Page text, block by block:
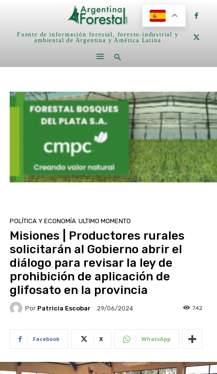
Fuente de información forestal, foresto-industrial y
ambiental de Argentina y América Latina
POLÍTICA Y ECONOMÍA ULTIMO MOMENTO
Misiones | Productores rurales
solicitarán al Gobierno abrir el
diálogo para revisar la ley de
prohibición de aplicación de
glifosato en la provincia
Por Patricia Escobar 29/06/2024 742
Facebook X WhatsApp